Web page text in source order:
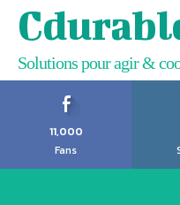
Solutions pour agir &
11,000
Fans